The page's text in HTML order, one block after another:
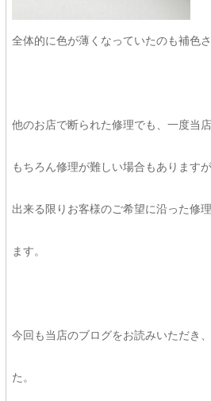
全体的に色が薄くなっていたのも補色さ
他のお店で断られた修理でも、一度当
もちろん修理が難しい場合もありますが
出来る限りお客様のご希望に沿った修
ます。
今回も当店のブログをお読みいただき
た。